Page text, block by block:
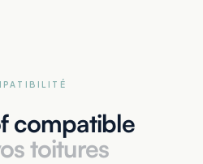
compatible
toitures